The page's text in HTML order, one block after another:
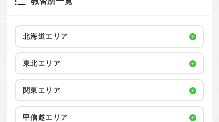
北海道エリア
東北エリア
関東エリア
甲信越エリア